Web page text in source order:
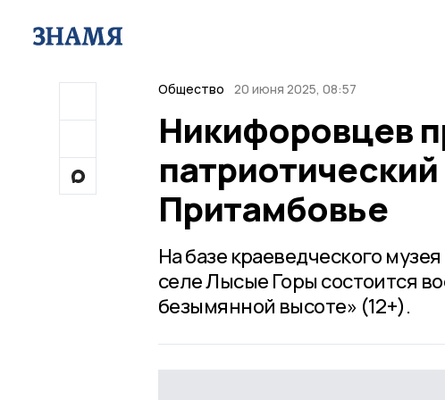
Общество 20 июня 2025, 08:57
Никифоровцев
Притамбовье
На базе краеведческого
селе Лысые Горы состоится
безымянной высоте» (12+).